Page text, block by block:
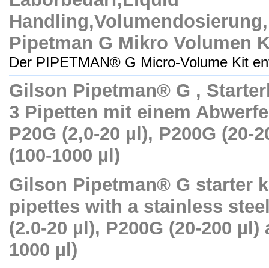
Pipetman G Mikro Volumen
Der PIPETMAN® G Micro-Volume Kit
Gilson Pipetman® G ,
3 Pipetten mit einem
P20G (2,0-20 µl), P200G (20-
(100-1000 µl)
Gilson Pipetman® G starter
pipettes with a stainless
(2.0-20 µl), P200G (20-200 µl)
1000 µl)